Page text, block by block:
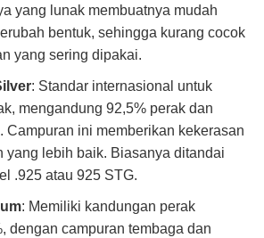
yang lunak membuatnya mudah
bentuk, sehingga kurang cocok
yang sering dipakai.
: Standar internasional untuk
mengandung 92,5% perak dan
Campuran ini memberikan kekerasan
yang lebih baik. Biasanya ditandai
.925 atau 925 STG.
: Memiliki kandungan perak
dengan campuran tembaga dan